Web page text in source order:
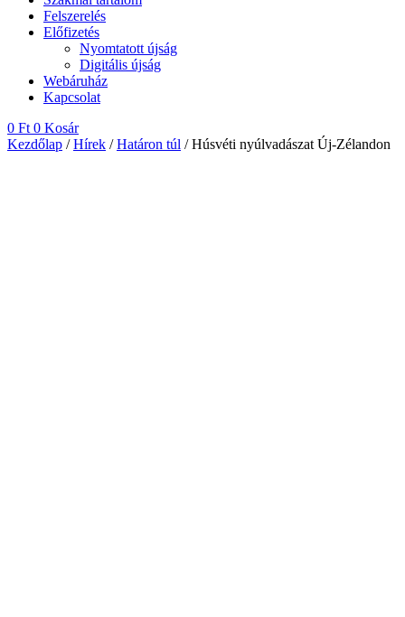
Felszerelés
Előfizetés
Nyomtatott újság
Digitális újság
Webáruház
Kapcsolat
0 Ft 0 Kosár
Kezdőlap /Hírek /Határon túl / Húsvéti nyúlvadászat Új-Zélandon